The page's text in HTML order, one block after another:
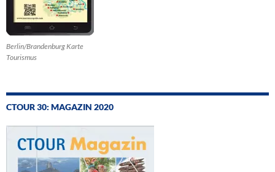
Berlin/Brandenburg Karte
Tourismus
CTOUR 30: MAGAZIN 2020